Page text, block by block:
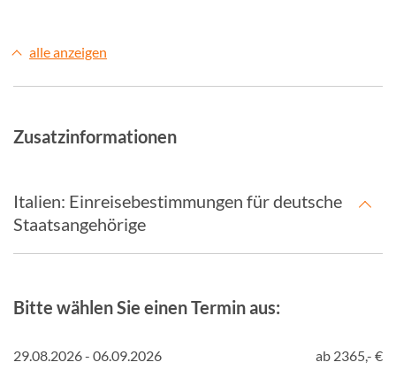
alle anzeigen
Zusatzinformationen
Italien: Einreisebestimmungen für deutsche
Staatsangehörige
Bitte wählen Sie einen Termin aus:
29.08.2026 - 06.09.2026 ab 2365,- €